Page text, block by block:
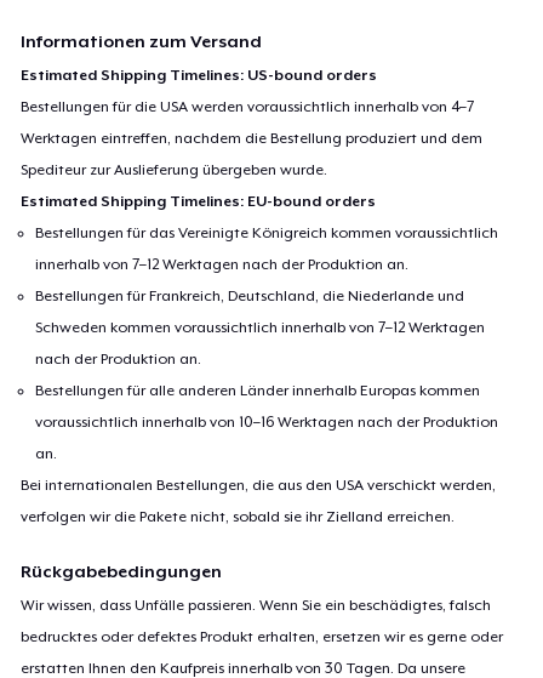
Informationen zum Versand
Estimated Shipping Timelines: US-bound orders
Bestellungen für die USA werden voraussichtlich innerhalb von 4–7
Werktagen eintreffen, nachdem die Bestellung produziert und dem
Spediteur zur Auslieferung übergeben wurde.
Estimated Shipping Timelines: EU-bound orders
Bestellungen für das Vereinigte Königreich kommen voraussichtlich
innerhalb von 7–12 Werktagen nach der Produktion an.
Bestellungen für Frankreich, Deutschland, die Niederlande und
Schweden kommen voraussichtlich innerhalb von 7–12 Werktagen
nach der Produktion an.
Bestellungen für alle anderen Länder innerhalb Europas kommen
voraussichtlich innerhalb von 10–16 Werktagen nach der Produktion
an.
Bei internationalen Bestellungen, die aus den USA verschickt werden,
verfolgen wir die Pakete nicht, sobald sie ihr Zielland erreichen.
Rückgabebedingungen
Wir wissen, dass Unfälle passieren. Wenn Sie ein beschädigtes, falsch
bedrucktes oder defektes Produkt erhalten, ersetzen wir es gerne oder
erstatten Ihnen den Kaufpreis innerhalb von 30 Tagen. Da unsere